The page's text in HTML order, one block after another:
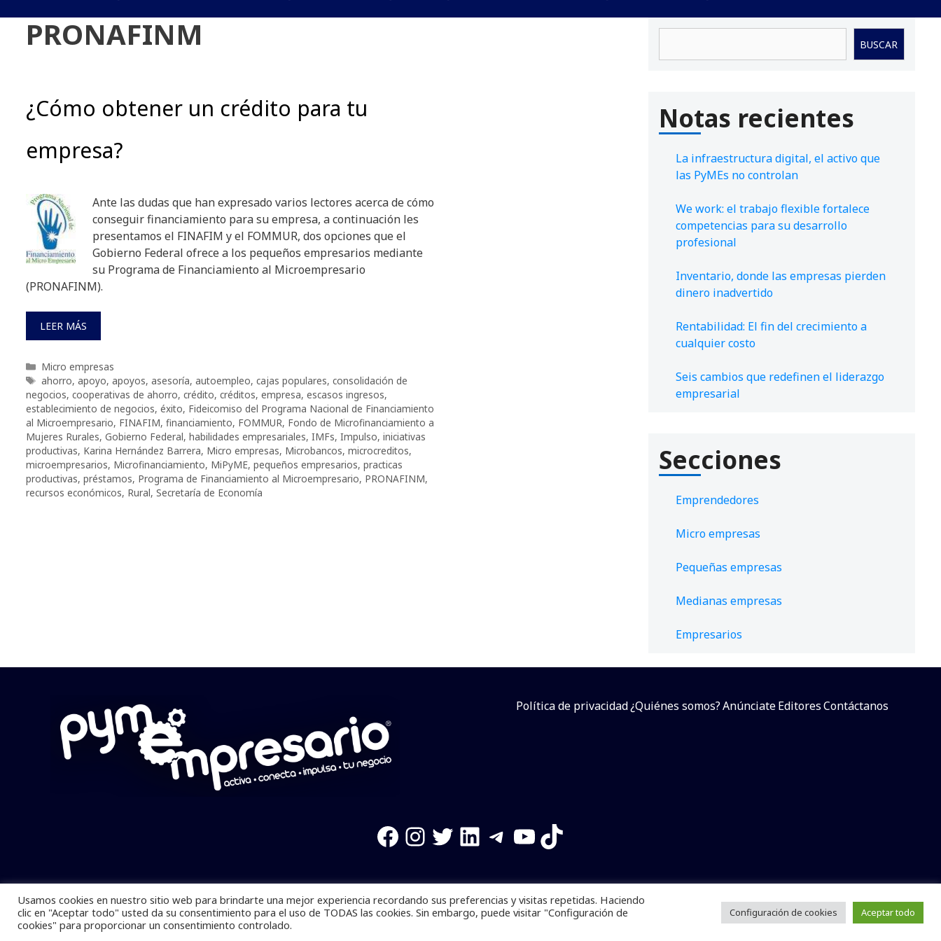
PRONAFINM
¿Cómo obtener un crédito para tu
empresa?
Ante las dudas que han expresado varios lectores acerca de cómo
conseguir financiamiento para su empresa, a continuación les
presentamos el FINAFIM y el FOMMUR, dos opciones que el
Gobierno Federal ofrece a los pequeños empresarios mediante
su Programa de Financiamiento al Microempresario
(PRONAFINM).
LEER MÁS
Categorías
Micro empresas
Etiquetas
ahorro, apoyo, apoyos, asesoría, autoempleo, cajas populares, consolidación de
negocios, cooperativas de ahorro, crédito, créditos, empresa, escasos ingresos,
establecimiento de negocios, éxito, Fideicomiso del Programa Nacional de Financiamiento
al Microempresario, FINAFIM, financiamiento, FOMMUR, Fondo de Microfinanciamiento a
Mujeres Rurales, Gobierno Federal, habilidades empresariales, IMFs, Impulso, iniciativas
productivas, Karina Hernández Barrera, Micro empresas, Microbancos, microcreditos,
microempresarios, Microfinanciamiento, MiPyME, pequeños empresarios, practicas
productivas, préstamos, Programa de Financiamiento al Microempresario, PRONAFINM,
recursos económicos, Rural, Secretaría de Economía
BUSCAR
Notas recientes
La infraestructura digital, el activo que
las PyMEs no controlan
We work: el trabajo flexible fortalece
competencias para su desarrollo
profesional
Inventario, donde las empresas pierden
dinero inadvertido
Rentabilidad: El fin del crecimiento a
cualquier costo
Seis cambios que redefinen el liderazgo
empresarial
Secciones
Emprendedores
Micro empresas
Pequeñas empresas
Medianas empresas
Empresarios
Política de privacidad¿Quiénes somos?AnúnciateEditoresContáctanos
Facebook
Instagram
Twitter
LinkedIn
Telegram
YouTube
TikTok
Pymempresario © 2025 Todos los derechos reservados. Se prohibe el uso de la información total o parcial sin dar referencia a la fuente.
Desarrollado poryalla ya!
Usamos cookies en nuestro sitio web para brindarte una mejor experiencia recordando sus preferencias y visitas repetidas. Haciendo
clic en "Aceptar todo" usted da su consentimiento para el uso de TODAS las cookies. Sin embargo, puede visitar "Configuración de
cookies" para proporcionar un consentimiento controlado.
Configuración de cookies Aceptar todo